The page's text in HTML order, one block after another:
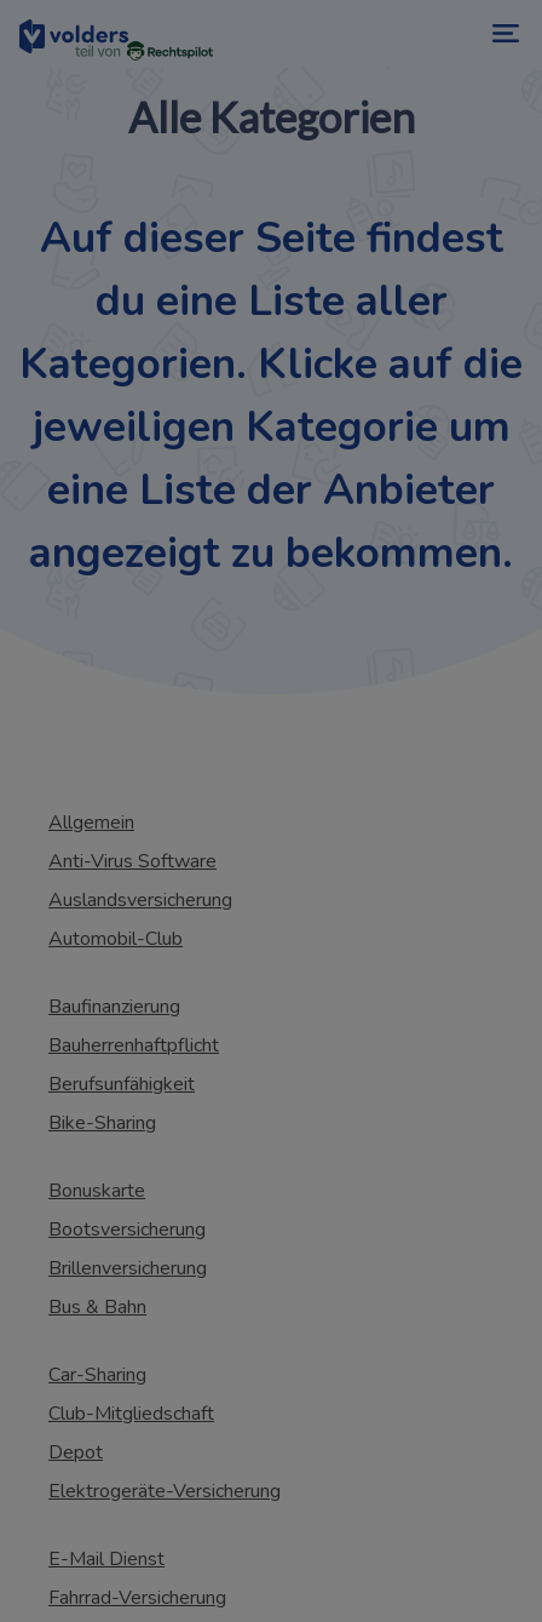
Alle Kategorien
Auf dieser Seite findest
du eine Liste aller
Kategorien. Klicke auf die
jeweiligen Kategorie um
eine Liste der Anbieter
angezeigt zu bekommen.
Allgemein
Anti-Virus Software
Auslandsversicherung
Automobil-Club
Baufinanzierung
Bauherrenhaftpflicht
Berufsunfähigkeit
Bike-Sharing
Bonuskarte
Bootsversicherung
Brillenversicherung
Bus & Bahn
Car-Sharing
Club-Mitgliedschaft
Depot
Elektrogeräte-Versicherung
E-Mail Dienst
Fahrrad-Versicherung